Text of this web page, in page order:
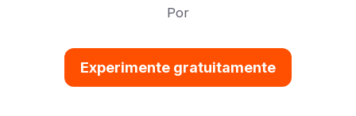
Por
Experimente gratuitamente